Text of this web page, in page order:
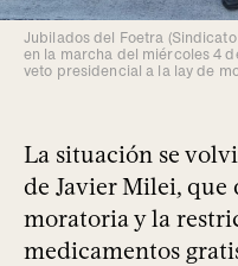
Jubilados del Foetra
en la marcha del miércoles 4
veto presidencial a la lay de
La situación se
de Javier Milei,
moratoria y la
medicamentos